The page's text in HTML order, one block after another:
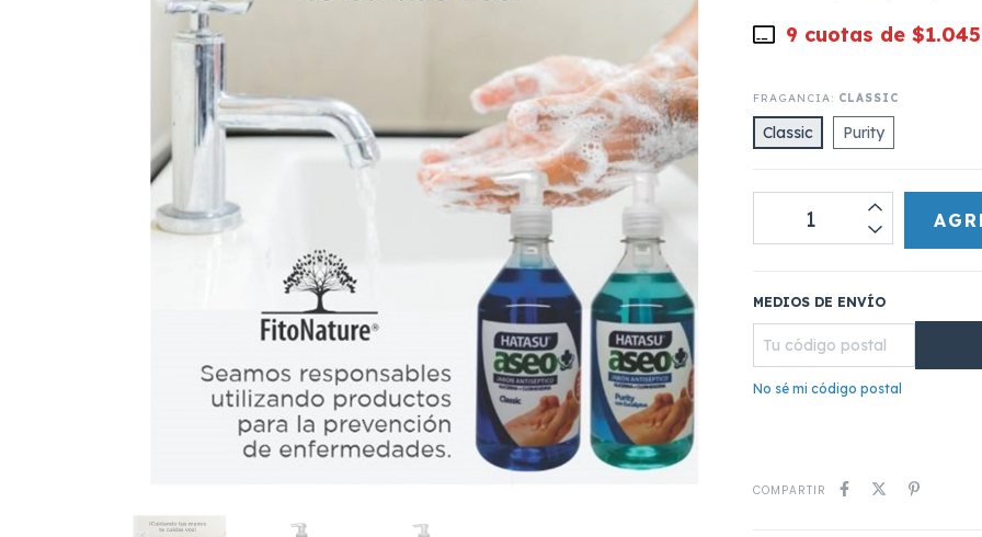
9 cuotas de
FRAGANCIA: CLASSIC
Classic Purity
MEDIOS DE ENVÍO
No sé mi código postal
COMPARTIR